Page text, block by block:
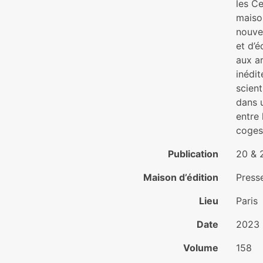
les
et
aux
dans
entre
Publication
20 &
Maison d’édition
Lieu
Paris
Date
2023
Volume
158